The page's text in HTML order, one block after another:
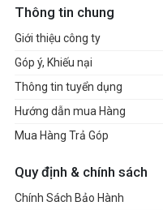
Thông tin chung
Giới thiệu công ty
Góp ý, Khiếu nại
Thông tin tuyển dụng
Hướng dẫn mua Hàng
Mua Hàng Trả Góp
Quy định & chính sách
Chính Sách Bảo Hành